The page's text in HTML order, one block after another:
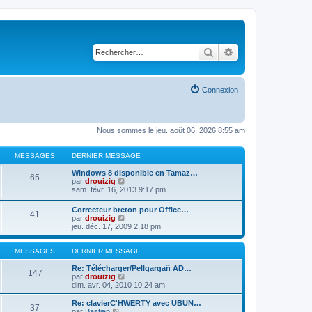
Rechercher
Connexion
Nous sommes le jeu. août 06, 2026 8:55 am
MESSAGES DERNIER MESSAGE
65
Windows 8 disponible en Tamaz…
par drouizig
o
u
l
t
e
r
l
d
e
r
n
i
sam. févr. 16, 2013 9:17 pm
41
Correcteur breton pour Office…
par drouizig
o
n
s
u
l
t
r
l
e
jeu. déc. 17, 2009 2:18 pm
MESSAGES DERNIER MESSAGE
147
Re: Télécharger/Pellgargañ AD…
par drouizig
o
n
s
dim. avr. 04, 2010 10:24 am
37
Re: clavierC'HWERTY avec UBUN…